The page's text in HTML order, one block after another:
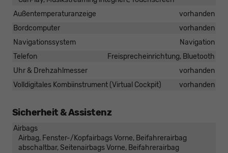
Außentemperaturanzeige
vorhanden
Bordcomputer
vorhanden
Navigationssystem
Navigation
Telefon
Freisprecheinrichtung, Bluetooth
Uhr & Drehzahlmesser
vorhanden
Volldigitales Kombiinstrument (Virtual Cockpit)
vorhanden
Sicherheit & Assistenz
Airbags
Airbag, Fenster-/Kopfairbags Vorne, Beifahrerairbag
abschaltbar, Seitenairbags Vorne, Beifahrerairbag